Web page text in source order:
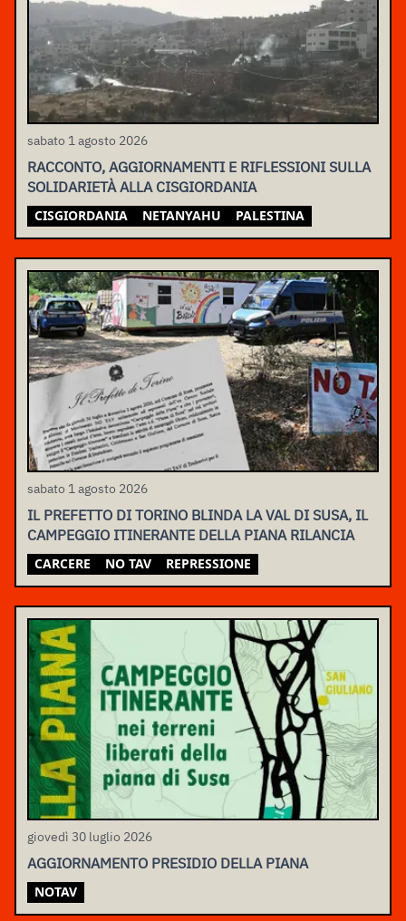
sabato 1 agosto 2026
RACCONTO, AGGIORNAMENTI E RIFLESSIONI SULLA
SOLIDARIETÀ ALLA CISGIORDANIA
CISGIORDANIA NETANYAHU PALESTINA
sabato 1 agosto 2026
IL PREFETTO DI TORINO BLINDA LA VAL DI SUSA, IL
CAMPEGGIO ITINERANTE DELLA PIANA RILANCIA
CARCERE NO TAV REPRESSIONE
giovedì 30 luglio 2026
AGGIORNAMENTO PRESIDIO DELLA PIANA
NOTAV